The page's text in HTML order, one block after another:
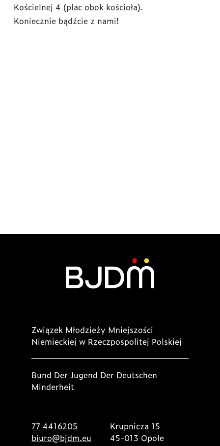
Kościelnej 4 (plac obok kościoła).
Koniecznie bądźcie z nami!
Związek Młodzieży Mniejszości
Niemieckiej w Rzeczpospolitej Polskiej
Bund Der Jugend Der Deutschen
Minderheit
77 4416205
biuro@bjdm.eu
Krupnicza 15
45-013 Opole